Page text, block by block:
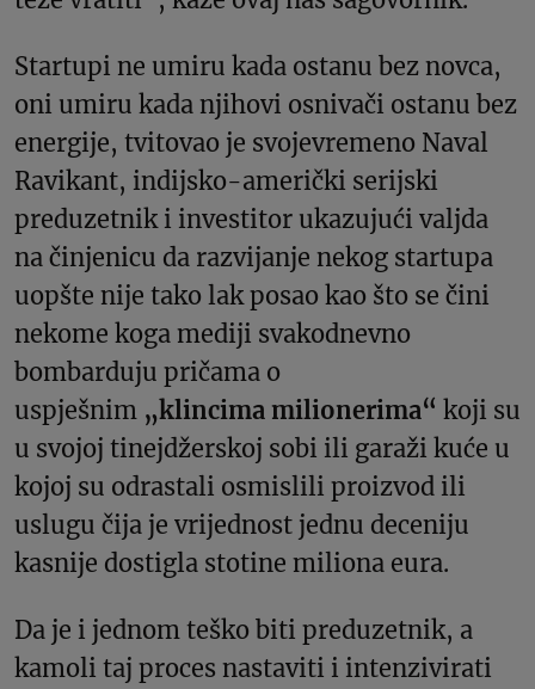
Startupi ne umiru kada ostanu bez novca,
oni umiru kada njihovi osnivači ostanu bez
energije, tvitovao je svojevremeno Naval
Ravikant, indijsko-američki serijski
preduzetnik i investitor ukazujući valjda
na činjenicu da razvijanje nekog startupa
uopšte nije tako lak posao kao što se čini
nekome koga mediji svakodnevno
bombarduju pričama o
uspješnim „klincima milionerima“ koji su
u svojoj tinejdžerskoj sobi ili garaži kuće u
kojoj su odrastali osmislili proizvod ili
uslugu čija je vrijednost jednu deceniju
kasnije dostigla stotine miliona eura.
Da je i jednom teško biti preduzetnik, a
kamoli taj proces nastaviti i intenzivirati